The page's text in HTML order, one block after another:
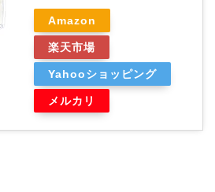
Amazon
楽天市場
Yahooショッピング
メルカリ